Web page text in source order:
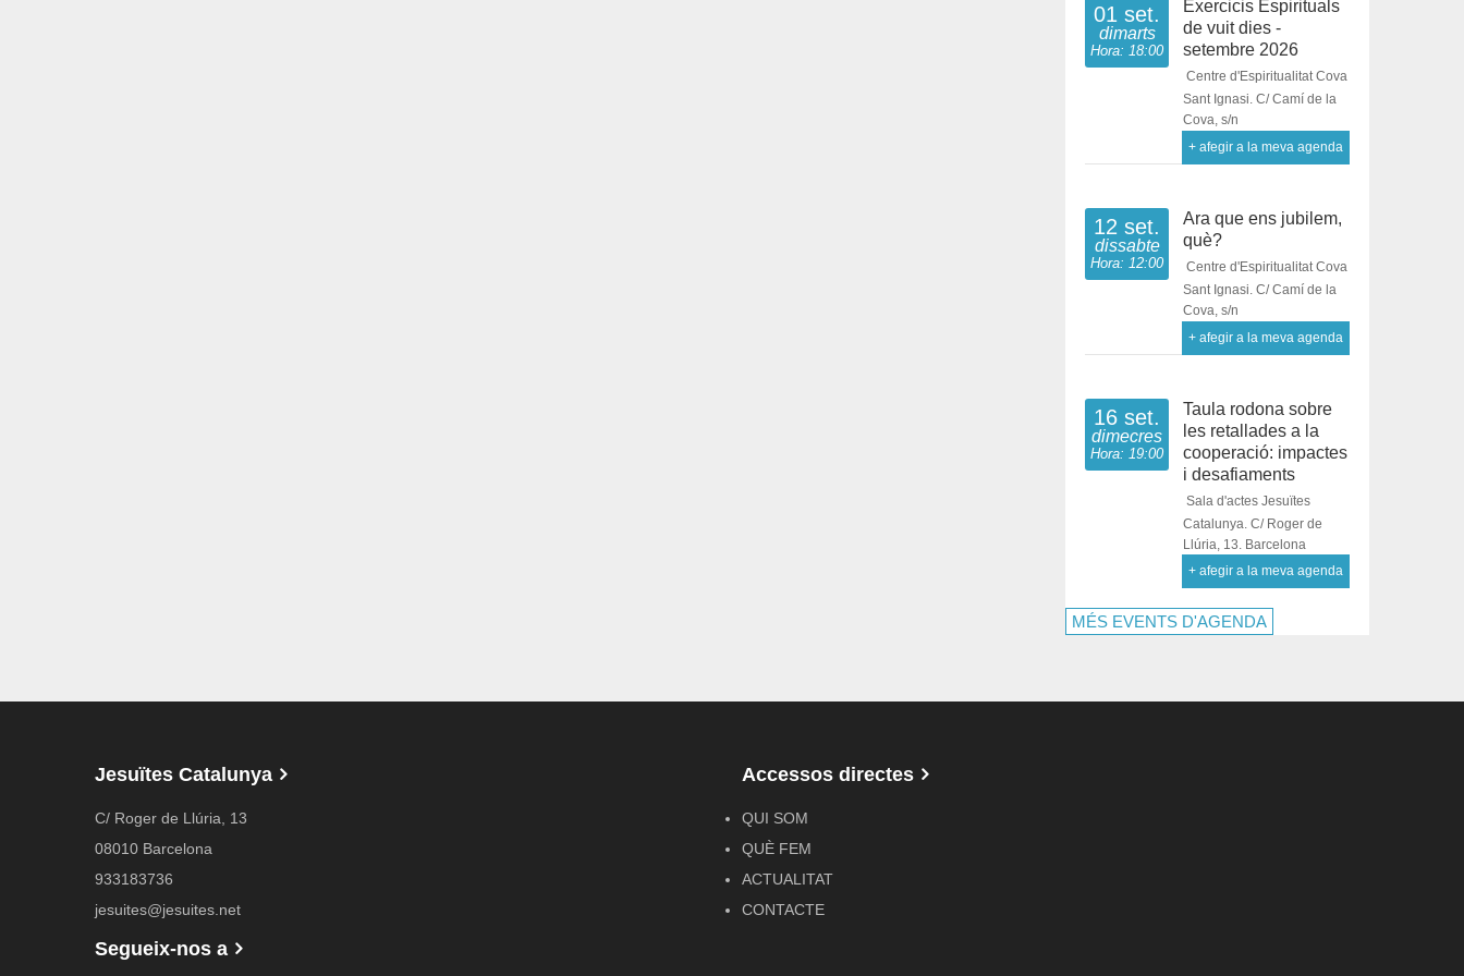
01 set.
dimarts
Hora: 18:00
Exercicis Espirituals
de vuit dies -
setembre 2026
Centre d'Espiritualitat Cova
Sant Ignasi. C/ Camí de la
Cova, s/n
+ afegir a la meva agenda
12 set.
dissabte
Hora: 12:00
Ara que ens jubilem,
què?
Centre d'Espiritualitat Cova
Sant Ignasi. C/ Camí de la
Cova, s/n
+ afegir a la meva agenda
16 set.
dimecres
Hora: 19:00
Taula rodona sobre
les retallades a la
cooperació: impactes
i desafiaments
Sala d'actes Jesuïtes
Catalunya. C/ Roger de
Llúria, 13. Barcelona
+ afegir a la meva agenda
MÉS EVENTS D'AGENDA
Jesuïtes Catalunya
C/ Roger de Llúria, 13
08010 Barcelona
933183736
jesuites@jesuites.net
Segueix-nos a
Accessos directes
QUI SOM
QUÈ FEM
ACTUALITAT
CONTACTE